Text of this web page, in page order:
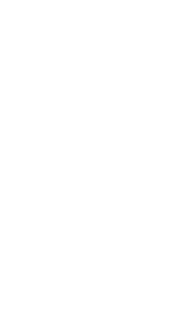
azionarie proprie, dei
i compensi cui da diritto
pecuniaria da 500 a
e il relativo
o organismo interessato.
22, comma 2, da' luogo
a carico del responsabile
societari che non
dal percepimento.
amministrativa competente